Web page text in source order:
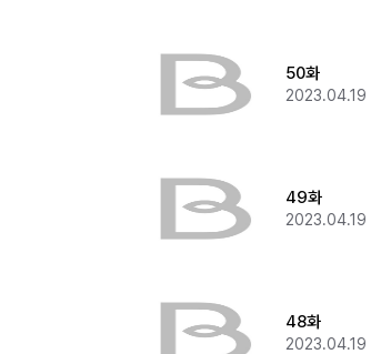
50화
2023.04.19
49화
2023.04.19
48화
2023.04.19